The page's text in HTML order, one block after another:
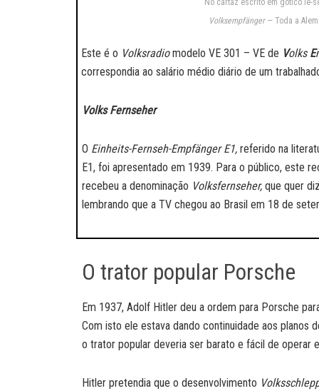
Volksempfänger— Toda a
Este é o Volksradiomodelo VE 301 – VE de Volks E
correspondia ao salário médio diário de um
Volks Fernseher
O Einheits-Fernseh-Empfänger E1, referido na
E1, foi apresentado em 1939. Para o público, este
recebeu a denominação Volksfernseher, que quer
lembrando que a TV chegou ao Brasil em 18 de
O trator popular Porsche
Em 1937, Adolf Hitler deu a ordem para Porsche
Com isto ele estava dando continuidade aos planos
o trator popular deveria ser barato e fácil de operar
Hitler pretendia que o desenvolvimento